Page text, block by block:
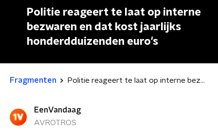
Politie reageert te laat op interne
bezwaren en dat kost jaarlijks
honderdduizenden euro's
Fragmenten Politie reageert te laat op interne bezwaren en dat kost jaarlijks honderdduizenden euro's
EenVandaag
AVROTROS